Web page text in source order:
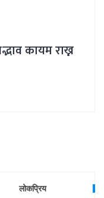
कायम राख्न
लोकप्रिय